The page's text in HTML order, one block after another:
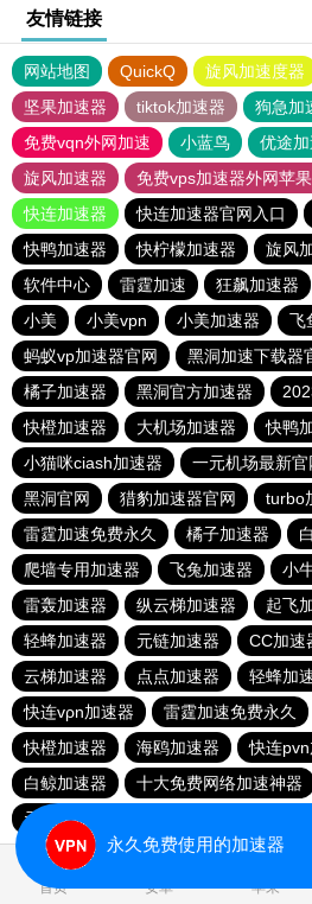
友情链接
网站地图 QuickQ 旋风加速度器
坚果加速器
tiktok加速器
狗急加
免费vqn外网加速
小蓝鸟 优途
旋风加速器
免费vps加速器外网苹
快连加速器
快连加速器官网入口
快鸭加速器
快柠檬加速器 旋风
软件中心
雷霆加速 狂飙加速器
小美
小美vpn 小美加速器 飞
蚂蚁vp加速器官网
黑洞加速下载器
橘子加速器
黑洞官方加速器
快橙加速器
大机场加速器
快鸭
小猫咪ciash加速器
一元机场最新官
黑洞官网
猎豹加速器官网 turbo
雷霆加速免费永久
橘子加速器
爬墙专用加速器
飞兔加速器 小
雷轰加速器
纵云梯加速器 起飞
轻蜂加速器
元链加速器 CC加速
云梯加速器
点点加速器 轻蜂加
快连vρn加速器
雷霆加速免费永久
快橙加速器
海鸥加速器 快连
白鲸加速器
十大免费网络加速神器
元链加速器
首页 安卓 苹果
永久免费使用的加速器